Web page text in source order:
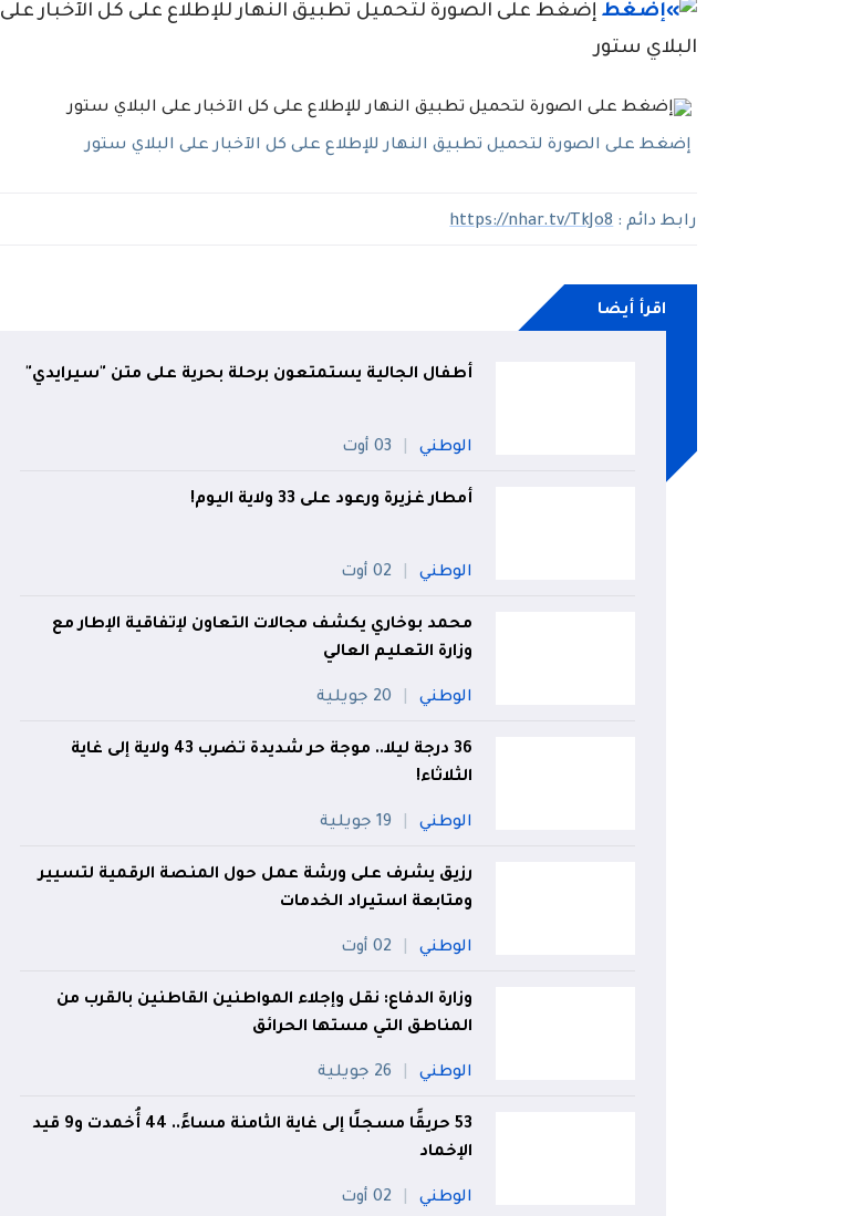
إضغط على الصورة لتحميل تطبيق النهار للإطلاع على كل الآخبار على
البلاي ستور
إضغط على الصورة لتحميل تطبيق النهار للإطلاع على كل الآخبار على البلاي ستور
رابط دائم :https://nhar.tv/TkJo8
اقرأ أيضا
أطفال الجالية يستمتعون برحلة بحرية على متن "سيرايدي"
الوطني 03 أوت
أمطار غزيرة ورعود على 33 ولاية اليوم!
الوطني 02 أوت
محمد بوخاري يكشف مجالات التعاون لإتفاقية الإطار مع
وزارة التعليم العالي
الوطني 20 جويلية
36 درجة ليلا.. موجة حر شديدة تضرب 43 ولاية إلى غاية
الثلاثاء!
الوطني 19 جويلية
رزيق يشرف على ورشة عمل حول المنصة الرقمية لتسيير
ومتابعة استيراد الخدمات
الوطني 02 أوت
وزارة الدفاع: نقل وإجلاء المواطنين القاطنين بالقرب من
المناطق التي مستها الحرائق
الوطني 26 جويلية
53 حريقًا مسجلًا إلى غاية الثامنة مساءً.. 44 أُخمدت و9 قيد
الإخماد
الوطني 02 أوت